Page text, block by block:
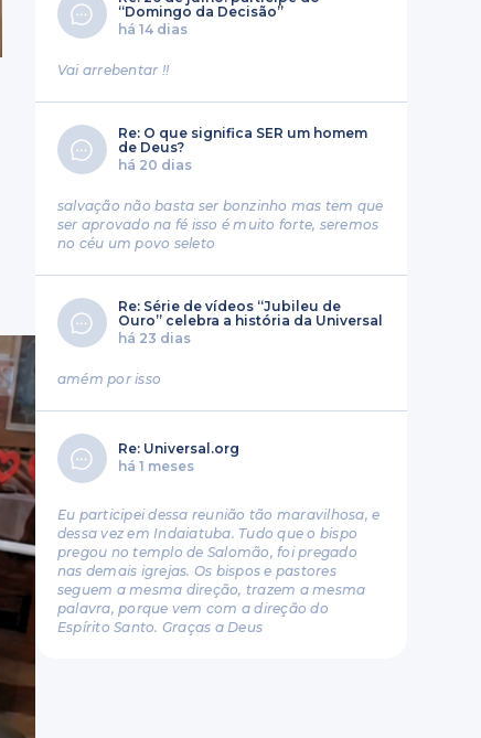
“Domingo da Decisão”
há 14 dias
Vai arrebentar !!
Re: O que significa SER um homem
de Deus?
há 20 dias
salvação não basta ser bonzinho mas tem que
ser aprovado na fé isso é muito forte, seremos
no céu um povo seleto
Re: Série de vídeos “Jubileu de
Ouro” celebra a história da Universal
há 23 dias
amém por isso
Re: Universal.org
há 1 meses
Eu participei dessa reunião tão maravilhosa, e
dessa vez em Indaiatuba. Tudo que o bispo
pregou no templo de Salomão, foi pregado
nas demais igrejas. Os bispos e pastores
seguem a mesma direção, trazem a mesma
palavra, porque vem com a direção do
Espírito Santo. Graças a Deus